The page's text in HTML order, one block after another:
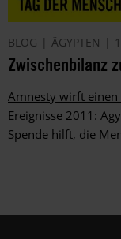
BLOG ÄGYPTEN
Zwischenbilanz
Amnesty wirft einen
Ereignisse 2011:
Spende hilft, die